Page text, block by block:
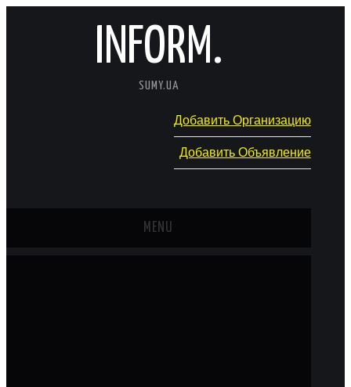
INFORM.
SUMY.UA
Добавить Организацию
Добавить Объявление
MENU